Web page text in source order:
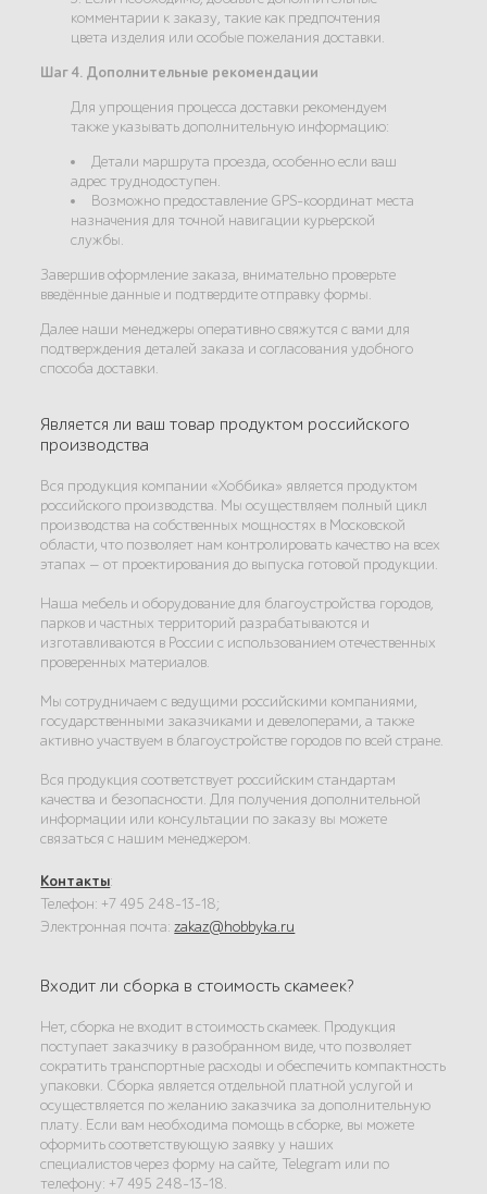
комментарии к заказу, такие как предпочтения
цвета изделия или особые пожелания доставки.
Шаг 4. Дополнительные рекомендации
Для упрощения процесса доставки рекомендуем
также указывать дополнительную информацию:
Детали маршрута проезда, особенно если ваш
адрес труднодоступен.
Возможно предоставление GPS-координат места
назначения для точной навигации курьерской
службы.
Завершив оформление заказа, внимательно проверьте
введённые данные и подтвердите отправку формы.
Далее наши менеджеры оперативно свяжутся с вами для
подтверждения деталей заказа и согласования удобного
способа доставки.
Является ли ваш товар продуктом российского
производства
Вся продукция компании «Хоббика» является продуктом
российского производства. Мы осуществляем полный цикл
производства на собственных мощностях в Московской
области, что позволяет нам контролировать качество на всех
этапах — от проектирования до выпуска готовой продукции.
Наша мебель и оборудование для благоустройства городов,
парков и частных территорий разрабатываются и
изготавливаются в России с использованием отечественных
проверенных материалов.
Мы сотрудничаем с ведущими российскими компаниями,
государственными заказчиками и девелоперами, а также
активно участвуем в благоустройстве городов по всей стране.
Вся продукция соответствует российским стандартам
качества и безопасности. Для получения дополнительной
информации или консультации по заказу вы можете
связаться с нашим менеджером.
Контакты:
Телефон: +7 495 248-13-18;
Электронная почта:zakaz@hobbyka.ru
Входит ли сборка в стоимость скамеек?
Нет, сборка не входит в стоимость скамеек. Продукция
поступает заказчику в разобранном виде, что позволяет
сократить транспортные расходы и обеспечить компактность
упаковки. Сборка является отдельной платной услугой и
осуществляется по желанию заказчика за дополнительную
плату. Если вам необходима помощь в сборке, вы можете
оформить соответствующую заявку у наших
специалистов через форму на сайте, Telegram или по
телефону: +7 495 248-13-18.